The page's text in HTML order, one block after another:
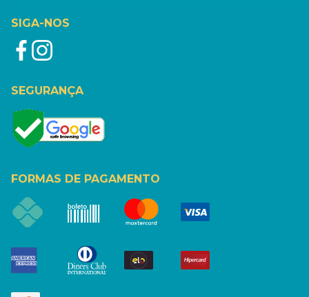
SIGA-NOS
SEGURANÇA
FORMAS DE PAGAMENTO